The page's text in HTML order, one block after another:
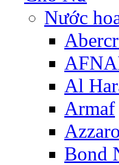
Nước
Al
Armaf
Azzaro
Bond